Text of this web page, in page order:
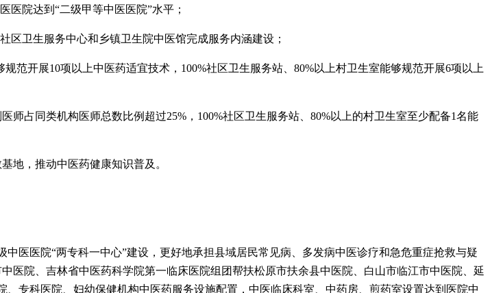
院达到“二级甲等中医医院”水平；
卫生服务中心和乡镇卫生院中医馆完成服务内涵建设；
开展10项以上中医药适宜技术，100%社区卫生服务站、80%以上村卫生室能够规范开展6项以上
占同类机构医师总数比例超过25%，100%社区卫生服务站、80%以上的村卫生室至少配备1名能
地，推动中医药健康知识普及。
医医院“两专科一中心”建设，更好地承担县域居民常见病、多发病中医诊疗和急危重症抢救与疑
医院、吉林省中医药科学院第一临床医院组团帮扶松原市扶余县中医院、白山市临江市中医院、延
专科医院、妇幼保健机构中医药服务设施配置，中医临床科室、中药房、煎药室设置达到医院中